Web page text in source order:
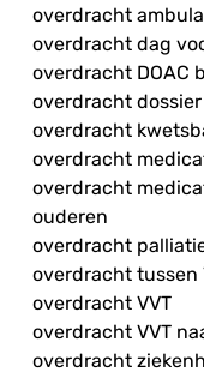
overdracht
overdracht dag
overdracht DOAC
overdracht
overdracht
overdracht
overdracht
ouderen
overdracht
overdracht tussen
overdracht VVT
overdracht VVT
overdracht